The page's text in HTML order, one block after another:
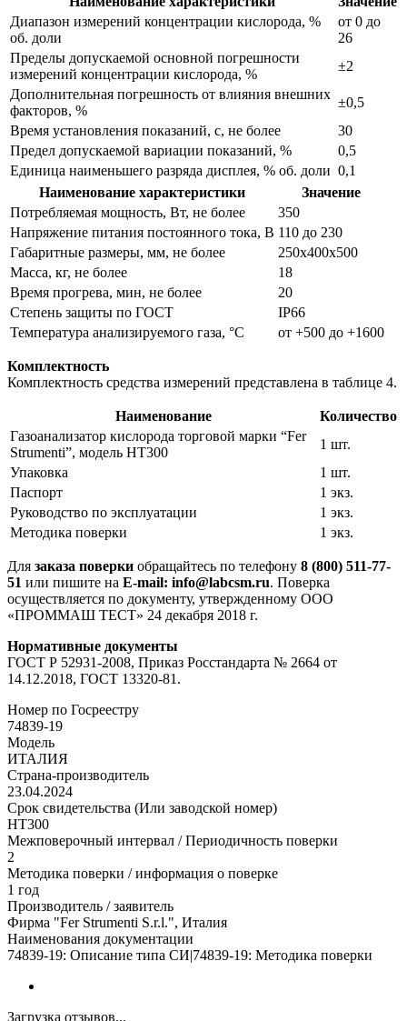
Диапазон измерений концентрации кислорода, %
об. доли
от 0 до
26
Пределы допускаемой основной погрешности
измерений концентрации кислорода, %
±2
Дополнительная погрешность от влияния внешних
факторов, %
±0,5
Время установления показаний, с, не более
30
Предел допускаемой вариации показаний, %
0,5
Единица наименьшего разряда дисплея, % об. доли 0,1
Наименование характеристики
Значение
Потребляемая мощность, Вт, не более
350
Напряжение питания постоянного тока, В 110 до 230
Габаритные размеры, мм, не более
250x400x500
Масса, кг, не более
18
Время прогрева, мин, не более
20
Степень защиты по ГОСТ
IP66
Температура анализируемого газа, °C
от +500 до +1600
Комплектность
Комплектность средства измерений представлена в таблице 4.
Наименование
Количество
Газоанализатор кислорода торговой марки “Fer
Strumenti”, модель HT300
1 шт.
Упаковка
1 шт.
Паспорт
1 экз.
Руководство по эксплуатации
1 экз.
Методика поверки
1 экз.
Для заказа поверки обращайтесь по телефону 8 (800) 511-77-
51 или пишите на E-mail: info@labcsm.ru. Поверка
осуществляется по документу, утвержденному ООО
«ПРОММАШ ТЕСТ» 24 декабря 2018 г.
Нормативные документы
ГОСТ Р 52931-2008, Приказ Росстандарта № 2664 от
14.12.2018, ГОСТ 13320-81.
Номер по Госреестру
74839-19
Модель
ИТАЛИЯ
Страна-производитель
23.04.2024
Срок свидетельства (Или заводской номер)
НT300
Межповерочный интервал / Периодичность поверки
2
Методика поверки / информация о поверке
1 год
Производитель / заявитель
Фирма "Fer Strumenti S.r.l.", Италия
Наименования документации
74839-19: Описание типа СИ|74839-19: Методика поверки
Загрузка отзывов...